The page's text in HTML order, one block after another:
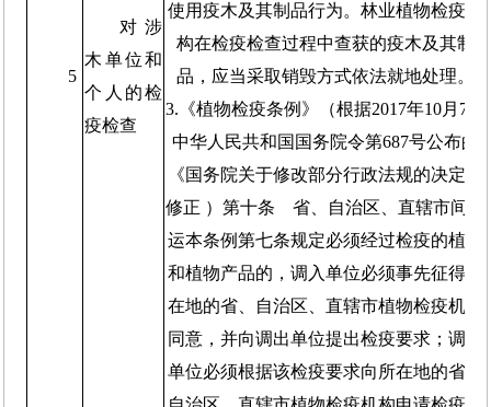
5
对涉
木单位和
个人的检
疫检查
使用疫木及其制品行为。林业植物检疫机
构在检疫检查过程中查获的疫木及其制
品，应当采取销毁方式依法就地处理。
3.《植物检疫条例》（根据2017年10月7日
中华人民共和国国务院令第687号公布的
《国务院关于修改部分行政法规的决定》
修正 ）第十条 省、自治区、直辖市间调
运本条例第七条规定必须经过检疫的植物
和植物产品的，调入单位必须事先征得所
在地的省、自治区、直辖市植物检疫机构
同意，并向调出单位提出检疫要求；调出
单位必须根据该检疫要求向所在地的省、